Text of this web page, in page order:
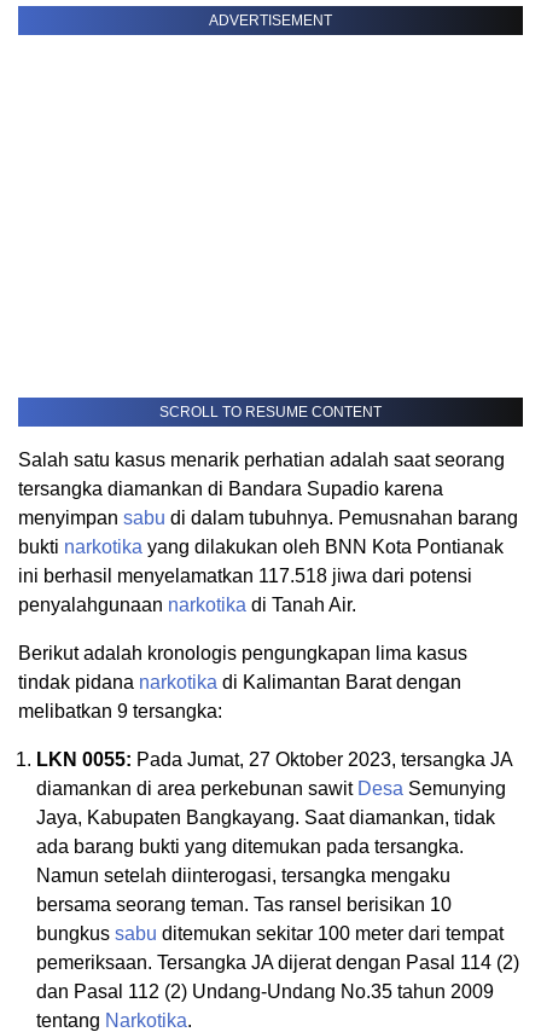
ADVERTISEMENT
SCROLL TO RESUME CONTENT
Salah satu kasus menarik perhatian adalah saat seorang
tersangka diamankan di Bandara Supadio karena
menyimpan sabu di dalam tubuhnya. Pemusnahan barang
bukti narkotika yang dilakukan oleh BNN Kota Pontianak
ini berhasil menyelamatkan 117.518 jiwa dari potensi
penyalahgunaan narkotika di Tanah Air.
Berikut adalah kronologis pengungkapan lima kasus
tindak pidana narkotika di Kalimantan Barat dengan
melibatkan 9 tersangka:
LKN 0055: Pada Jumat, 27 Oktober 2023, tersangka JA
diamankan di area perkebunan sawit Desa Semunying
Jaya, Kabupaten Bangkayang. Saat diamankan, tidak
ada barang bukti yang ditemukan pada tersangka.
Namun setelah diinterogasi, tersangka mengaku
bersama seorang teman. Tas ransel berisikan 10
bungkus sabu ditemukan sekitar 100 meter dari tempat
pemeriksaan. Tersangka JA dijerat dengan Pasal 114 (2)
dan Pasal 112 (2) Undang-Undang No.35 tahun 2009
tentang Narkotika.